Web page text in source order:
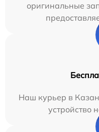
оригинальные
Наш курьер в
устройство